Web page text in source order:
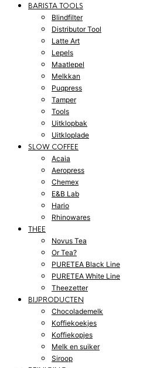
BARISTA TOOLS
Blindfilter
Distributor Tool
Latte Art
Lepels
Maatlepel
Melkkan
Puqpress
Tamper
Tools
Uitklopbak
Uitkloplade
SLOW COFFEE
Acaia
Aeropress
Chemex
E&B Lab
Hario
Rhinowares
THEE
Novus Tea
Or Tea?
PURETEA Black Line
PURETEA White Line
Theezetter
BIJPRODUCTEN
Chocolademelk
Koffiekoekjes
Koffiekopjes
Melk en suiker
Siroop